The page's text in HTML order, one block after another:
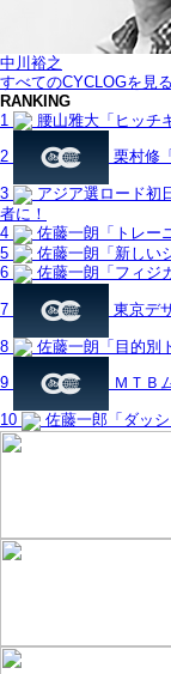
中川裕之
すべてのCYCLOGを見る
RANKING
1
腰山雅大「ヒッチ
2 栗村修
3
アジア選ロード初
者に！
4
佐藤一朗「トレー
5
佐藤一朗「新しい
6
佐藤一朗「フィジ
7 東京デ
8 佐藤一朗「目的別
9 ＭＴＢ
10 佐藤一郎「ダッ